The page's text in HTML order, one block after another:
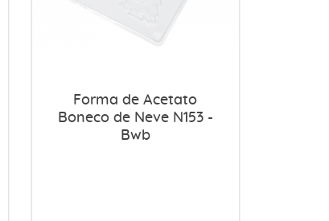
Forma de Acetato
Boneco de Neve N153 -
Bwb